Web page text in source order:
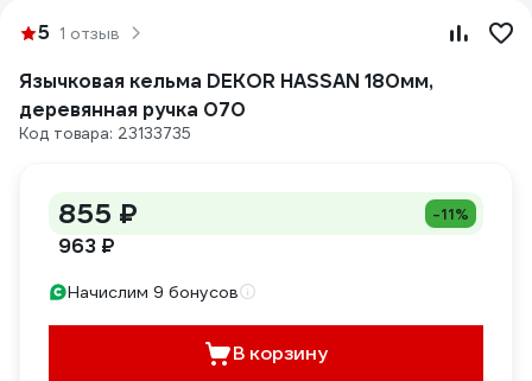
5 1 отзыв
Язычковая кельма DEKOR HASSAN 180мм,
деревянная ручка 070
Код товара: 23133735
855 ₽ -11%
963 ₽
Начислим 9 бонусов
В корзину